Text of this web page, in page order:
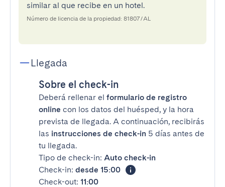
similar al que recibe en un hotel.
Número de licencia de la propiedad: 81807/AL
Llegada
Sobre el check-in
Deberá rellenar el formulario de registro
online con los datos del huésped, y la hora
prevista de llegada. A continuación, recibirás
las instrucciones de check-in 5 días antes de
tu llegada.
Tipo de check-in: Auto check-in
Check-in: desde 15:00
Check-out: 11:00